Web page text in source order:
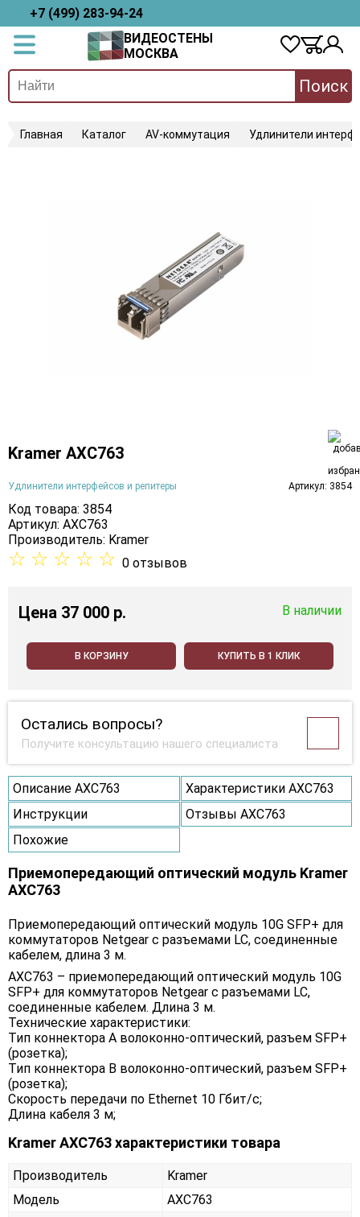
+7 (499) 283-94-24
ВИДЕОСТЕНЫ
МОСКВА
Поиск
Главная Каталог AV-коммутация Удлинители
Kramer AXC763
Удлинители интерфейсов и репитеры Артикул: 3854
Код товара: 3854
Артикул: AXC763
Производитель: Kramer
☆ ☆ ☆ ☆ ☆ 0 отзывов
Цена 37 000 p. В наличии
В КОРЗИНУ КУПИТЬ В 1 КЛИК
Остались вопросы?
Получите консультацию нашего специалиста
Описание AXC763
Характеристики AXC763
Инструкции
Отзывы AXC763
Похожие
Приемопередающий оптический модуль Kramer
AXC763
Приемопередающий оптический модуль 10G SFP+ для
коммутаторов Netgear с разъемами LC, соединенные
кабелем, длина 3 м.
AXC763 – приемопередающий оптический модуль 10G
SFP+ для коммутаторов Netgear с разъемами LC,
соединенные кабелем. Длина 3 м.
Технические характеристики:
Тип коннектора A волоконно-оптический, разъем SFP+
(розетка);
Тип коннектора B волоконно-оптический, разъем SFP+
(розетка);
Скорость передачи по Ethernet 10 Гбит/с;
Длина кабеля 3 м;
Kramer AXC763 характеристики товара
Производитель
Kramer
Модель
AXC763